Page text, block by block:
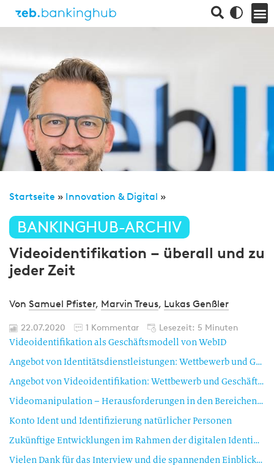
Startseite » Innovation & Digital »
BANKINGHUB-ARCHIV
Videoidentifikation – überall und zu
jeder Zeit
Von Samuel Pfister, Marvin Treus, Lukas Genßler
22.07.2020 1 Kommentar Lesezeit: 5 Minuten
Videoidentifikation als Geschäftsmodell von WebID
Angebot von Identitätsdienstleistungen: Wettbewerb und Geschäftsmodell
Angebot von Videoidentifikation: Wettbewerb und Geschäftsmodell
Videomanipulation – Herausforderungen in den Bereichen Compliance und Security
Konto Ident und Identifizierung natürlicher Personen
Zukünftige Entwicklungen im Rahmen der digitalen Identifizierung und Authentifizierung
Vielen Dank für das Interview und die spannenden Einblicke zur Videoidentifikation!